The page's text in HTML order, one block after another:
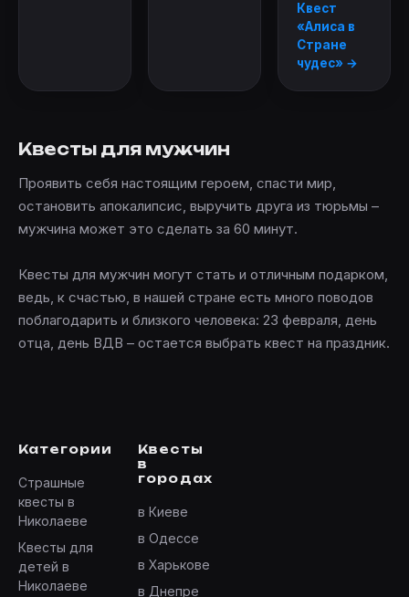
Квест
«Алиса в
Стране
чудес» →
Квесты для мужчин
Проявить себя настоящим героем, спасти мир,
остановить апокалипсис, выручить друга из тюрьмы –
мужчина может это сделать за 60 минут.
Квесты для мужчин могут стать и отличным подарком,
ведь, к счастью, в нашей стране есть много поводов
поблагодарить и близкого человека: 23 февраля, день
отца, день ВДВ – остается выбрать квест на праздник.
Категории
Страшные
квесты в
Николаеве
Квесты для
детей в
Николаеве
Квесты
в
городах
в Киеве
в Одессе
в Харькове
в Днепре